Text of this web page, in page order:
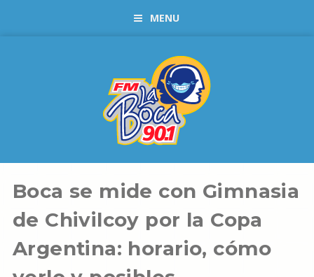
MENU
Boca se mide con Gimnasia
de Chivilcoy por la Copa
Argentina: horario, cómo